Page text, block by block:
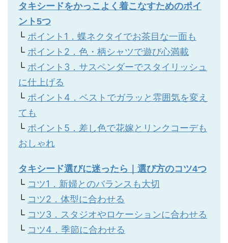
タキシードをかっこよく着こなすためのポイ
ント5つ
└ ポイント1．蝶ネクタイでお茶目な一面も
└ ポイント2．色・柄シャツで遊び心満載
└ ポイント3．サスペンダーでスタイリッシュ
に仕上げる
└ ポイント4．ベストでガラッと雰囲気を変え
ても
└ ポイント5．差し色で花嫁とリンクコーデも
おしゃれ
タキシード選びに迷ったら｜選び方のコツ4つ
└ コツ1．新婦とのバランスも大切
└ コツ2．体型に合わせる
└ コツ3．スタジオやロケーションに合わせる
└ コツ4．季節に合わせる